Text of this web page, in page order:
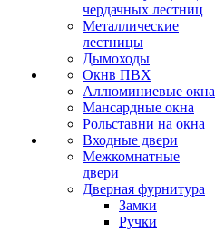
чердачных лестниц
Металлические
лестницы
Дымоходы
Окнв ПВХ
Аллюминиевые окна
Мансардные окна
Рольставни на окна
Входные двери
Межкомнатные
двери
Дверная фурнитура
Замки
Ручки